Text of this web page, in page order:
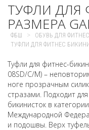
ТУФЛИ ДЛЯ
РАЗМЕРА
ФБШ > ОБУВЬ ДЛЯ
ТУФЛИ ДЛЯ ФИТНЕС БИКИНИ
Туфли для фитнес-
08SD/C/M) –
ноге прозрачным
стразами. Подходит
бикинисток в
Международной
и подошвы. Верх